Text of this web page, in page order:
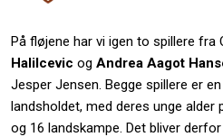
På fløjene har vi igen to spillere fra
Halilcevic og Andrea Aagot
Jesper Jensen. Begge spillere er
landsholdet, med deres unge alder
og 16 landskampe. Det bliver